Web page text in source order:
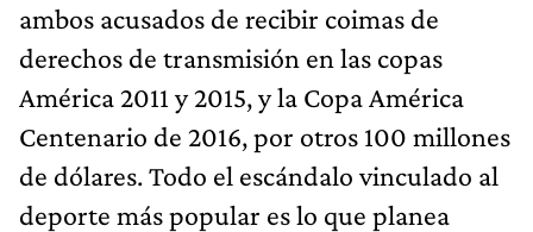
ambos acusados de recibir coimas de
derechos de transmisión en las copas
América 2011 y 2015, y la Copa América
Centenario de 2016, por otros 100 millones
de dólares. Todo el escándalo vinculado al
deporte más popular es lo que planea